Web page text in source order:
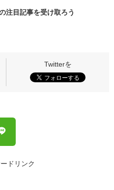
注目記事を受け取ろう
ドリンク